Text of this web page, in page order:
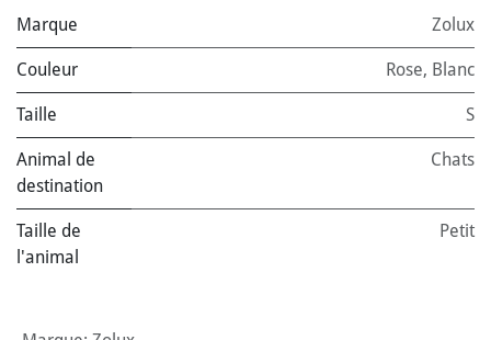
Marque Zolux
Couleur Rose, Blanc
Taille S
Animal de
destination
Chats
Taille de
l'animal
Petit